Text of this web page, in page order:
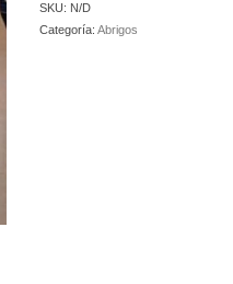
SKU: N/D
Categoría: Abrigos